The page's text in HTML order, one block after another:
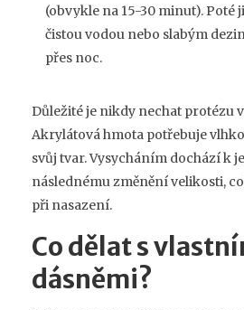
(obvykle na 15-30 minut). Poté
čistou vodou nebo slabým
přes noc.
Důležité je nikdy nechat protézu
Akrylátová hmota potřebuje
svůj tvar. Vysycháním dochází k
následnému změnění velikosti,
při nasazení.
Co dělat s
dásněmi?